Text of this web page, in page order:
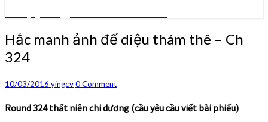
Hắc
manh
ảnh
diệu
thê
Hắc manh ảnh đế diệu thám thê – Ch
324
10/03/2016 yingcvComments
0 Comment
Round 324 thất niên chi dương (cầu yêu cầu viết bài phiếu)